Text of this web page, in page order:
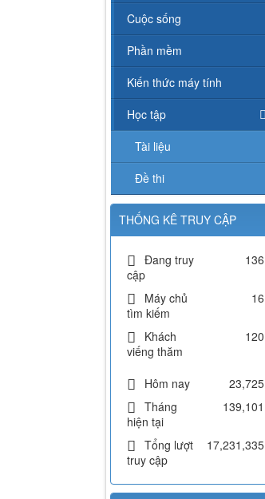
Cuộc sống
Phần mềm
Kiến thức máy tính
Học tập
Tài liệu
Đề thi
THỐNG KÊ TRUY CẬP
Đang truy
cập
136
Máy chủ
tìm kiếm
16
Khách
viếng thăm
120
Hôm nay
23,725
Tháng
hiện tại
139,101
Tổng lượt
truy cập
17,231,335